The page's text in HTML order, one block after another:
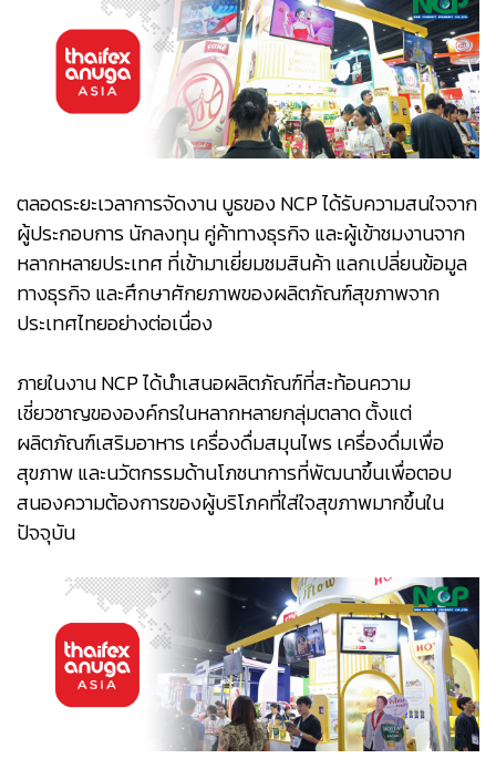
ตลอดระยะเวลาการจัดงาน บูธของ NCP ได้รับความสนใจจาก
ผู้ประกอบการ นักลงทุน คู่ค้าทางธุรกิจ และผู้เข้าชมงานจาก
หลากหลายประเทศ ที่เข้ามาเยี่ยมชมสินค้า แลกเปลี่ยนข้อมูล
ทางธุรกิจ และศึกษาศักยภาพของผลิตภัณฑ์สุขภาพจาก
ประเทศไทยอย่างต่อเนื่อง
ภายในงาน NCP ได้นำเสนอผลิตภัณฑ์ที่สะท้อนความ
เชี่ยวชาญขององค์กรในหลากหลายกลุ่มตลาด ตั้งแต่
ผลิตภัณฑ์เสริมอาหาร เครื่องดื่มสมุนไพร เครื่องดื่มเพื่อ
สุขภาพ และนวัตกรรมด้านโภชนาการที่พัฒนาขึ้นเพื่อตอบ
สนองความต้องการของผู้บริโภคที่ใส่ใจสุขภาพมากขึ้นใน
ปัจจุบัน